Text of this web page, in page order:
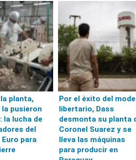
planta,
la pusieron
la lucha de
del
para
Por el éxito del
libertario, Dass
desmonta su planta
Coronel Suarez y se
lleva las máquinas
para producir en